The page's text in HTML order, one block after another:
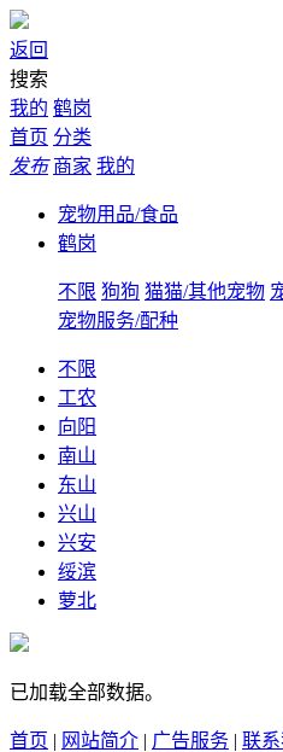
返回
搜索
我的 鹤岗
首页 分类
发布 商家 我的
宠物用品/食品
鹤岗
不限 狗狗 猫猫/其他宠物
宠物服务/配种
不限
工农
向阳
南山
东山
兴山
兴安
绥滨
萝北
已加载全部数据。
首页 | 网站简介 | 广告服务 | 联系